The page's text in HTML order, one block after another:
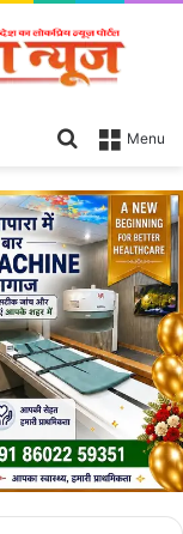
Menu
Search